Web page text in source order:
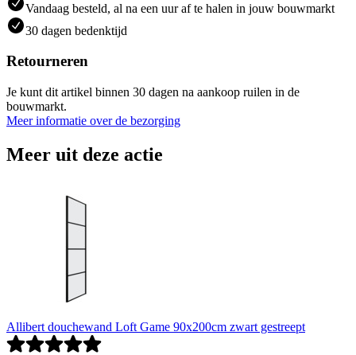
Vandaag besteld, al na een uur af te halen in jouw bouwmarkt
30 dagen bedenktijd
Retourneren
Je kunt dit artikel binnen 30 dagen na aankoop ruilen in de
bouwmarkt.
Meer informatie over de bezorging
Meer uit deze actie
Allibert douchewand Loft Game 90x200cm zwart gestreept